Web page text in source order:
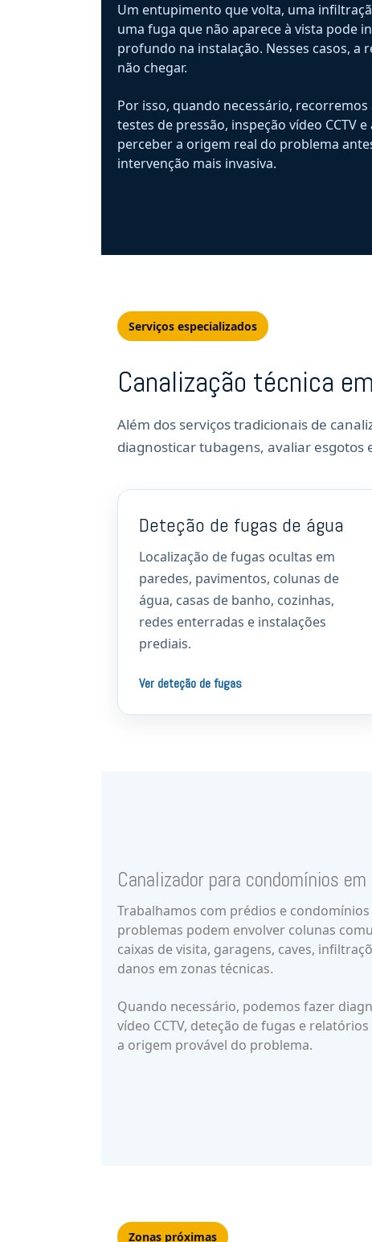
Um entupimento que volta, uma
uma fuga que não aparece à vista pode
profundo na instalação. Nesses casos, a
não chegar.
Por isso, quando necessário, recorremos
testes de pressão, inspeção vídeo CCTV
perceber a origem real do problema
intervenção mais invasiva.
Serviços especializados
Canalização técnica
Além dos serviços tradicionais de
diagnosticar tubagens, avaliar esgotos
Deteção de fugas de água
Localização de fugas ocultas em
paredes, pavimentos, colunas de
água, casas de banho, cozinhas,
redes enterradas e instalações
prediais.
Ver deteção de fugas
Canalizador para condomínios em
Trabalhamos com prédios e
problemas podem envolver colunas
caixas de visita, garagens, caves,
danos em zonas técnicas.
Quando necessário, podemos fazer
vídeo CCTV, deteção de fugas e
a origem provável do problema.
Zonas próximas